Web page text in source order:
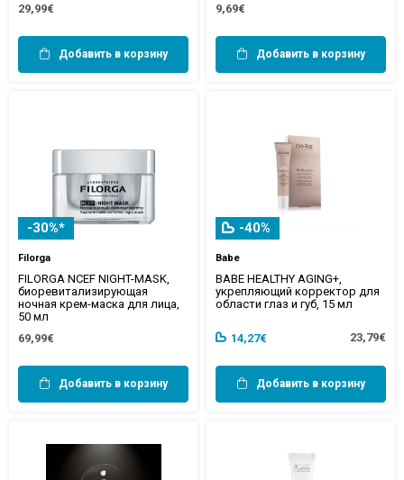
29,99€
Добавить в корзину
9,69€
Добавить в корзину
-30%*
Filorga
FILORGA NCEF NIGHT-MASK,
биоревитализирующая
ночная крем-маска для лица,
50 мл
69,99€
Добавить в корзину
-40%
Babe
BABE HEALTHY AGING+,
укрепляющий корректор для
области глаз и губ, 15 мл
14,27€ 23,79€
Добавить в корзину